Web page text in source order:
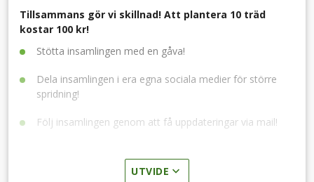
Tillsammans gör vi skillnad! Att plantera 10 träd
kostar 100 kr!
Stötta insamlingen med en gåva!
Dela insamlingen i era egna sociala medier för större
spridning!
Följ insamlingen genom att få uppdateringar via mail!
UTVIDE